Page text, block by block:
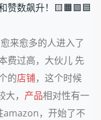
赞数飙升！🟨🟧🟩🟦
来愈多的人进入了
费过高，大伙儿 先
的店铺，这个时候
， 产品相对性有一
，开始了不